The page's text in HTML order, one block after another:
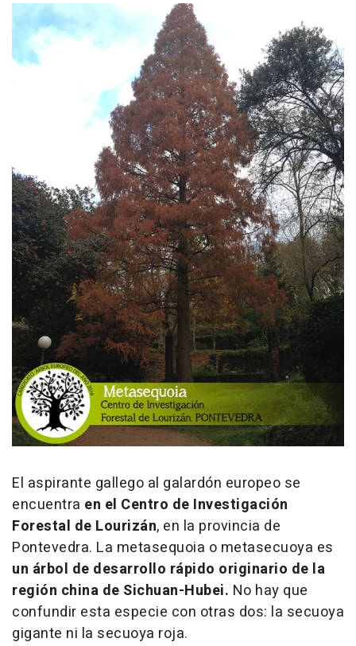
El aspirante gallego al galardón europeo se
encuentra en el Centro de Investigación
Forestal de Lourizán, en la provincia de
Pontevedra. La metasequoia o metasecuoya es
un árbol de desarrollo rápido originario de la
región china de Sichuan-Hubei. No hay que
confundir esta especie con otras dos: la secuoya
gigante ni la secuoya roja.